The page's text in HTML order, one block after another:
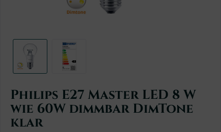
Philips E27 Master LED 8 W
wie 60W dimmbar DimTone
klar